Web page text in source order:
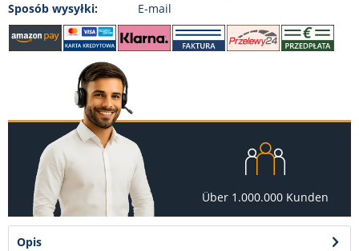
Sposób wysyłki:
E-mail
Über 1.000.000 Kunden
Opis